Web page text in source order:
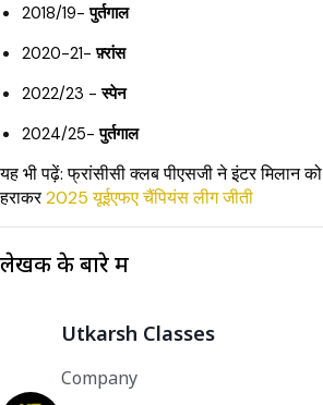
2018/19-पुर्तगाल
2020-21-फ़्रांस
2022/23 -स्पेन
2024/25-पुर्तगाल
यह भी पढ़ें: फ्रांसीसी क्लब पीएसजी ने इंटर मिलान को
हराकर2025 यूईएफए चैंपियंस लीग जीती
लेखक के बारे में
Utkarsh Classes
Company